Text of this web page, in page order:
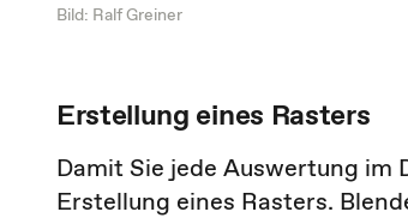
Bild: Ralf Greiner
Erstellung eines Rasters
Damit Sie jede Auswertung im
Erstellung eines Rasters.